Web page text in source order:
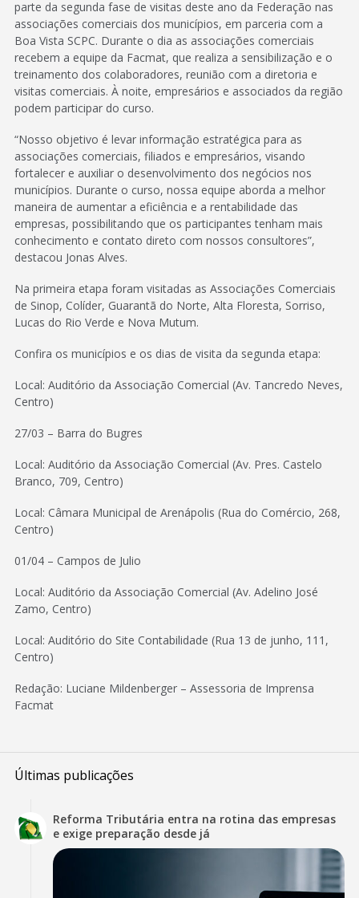
parte da segunda fase de visitas deste ano da Federação nas
associações comerciais dos municípios, em parceria com a
Boa Vista SCPC. Durante o dia as associações comerciais
recebem a equipe da Facmat, que realiza a sensibilização e o
treinamento dos colaboradores, reunião com a diretoria e
visitas comerciais. À noite, empresários e associados da região
podem participar do curso.
“Nosso objetivo é levar informação estratégica para as
associações comerciais, filiados e empresários, visando
fortalecer e auxiliar o desenvolvimento dos negócios nos
municípios. Durante o curso, nossa equipe aborda a melhor
maneira de aumentar a eficiência e a rentabilidade das
empresas, possibilitando que os participantes tenham mais
conhecimento e contato direto com nossos consultores”,
destacou Jonas Alves.
Na primeira etapa foram visitadas as Associações Comerciais
de Sinop, Colíder, Guarantã do Norte, Alta Floresta, Sorriso,
Lucas do Rio Verde e Nova Mutum.
Confira os municípios e os dias de visita da segunda etapa:
Local: Auditório da Associação Comercial (Av. Tancredo Neves,
Centro)
27/03 – Barra do Bugres
Local: Auditório da Associação Comercial (Av. Pres. Castelo
Branco, 709, Centro)
Local: Câmara Municipal de Arenápolis (Rua do Comércio, 268,
Centro)
01/04 – Campos de Julio
Local: Auditório da Associação Comercial (Av. Adelino José
Zamo, Centro)
Local: Auditório do Site Contabilidade (Rua 13 de junho, 111,
Centro)
Redação: Luciane Mildenberger – Assessoria de Imprensa
Facmat
Últimas publicações
Reforma Tributária entra na rotina das empresas
e exige preparação desde já